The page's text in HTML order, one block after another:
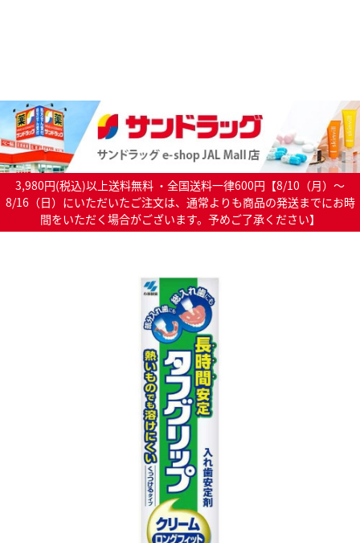
3,980円(税込)以上送料無料 ・全国送料一律600円【8/10（月）～
8/16（日）にいただいたご注文は、通常よりも商品の発送までにお時
間をいただく場合がございます。予めご了承ください】